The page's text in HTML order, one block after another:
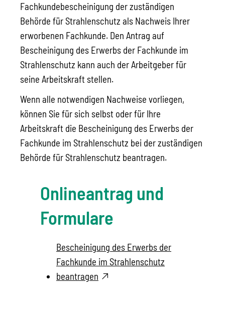
Fachkundebescheinigung der zuständigen
Behörde für Strahlenschutz als Nachweis Ihrer
erworbenen Fachkunde. Den Antrag auf
Bescheinigung des Erwerbs der Fachkunde im
Strahlenschutz kann auch der Arbeitgeber für
seine Arbeitskraft stellen.
Wenn alle notwendigen Nachweise vorliegen,
können Sie für sich selbst oder für Ihre
Arbeitskraft die Bescheinigung des Erwerbs der
Fachkunde im Strahlenschutz bei der zuständigen
Behörde für Strahlenschutz beantragen.
Onlineantrag und
Formulare
Bescheinigung des Erwerbs der
Fachkunde im Strahlenschutz
beantragen